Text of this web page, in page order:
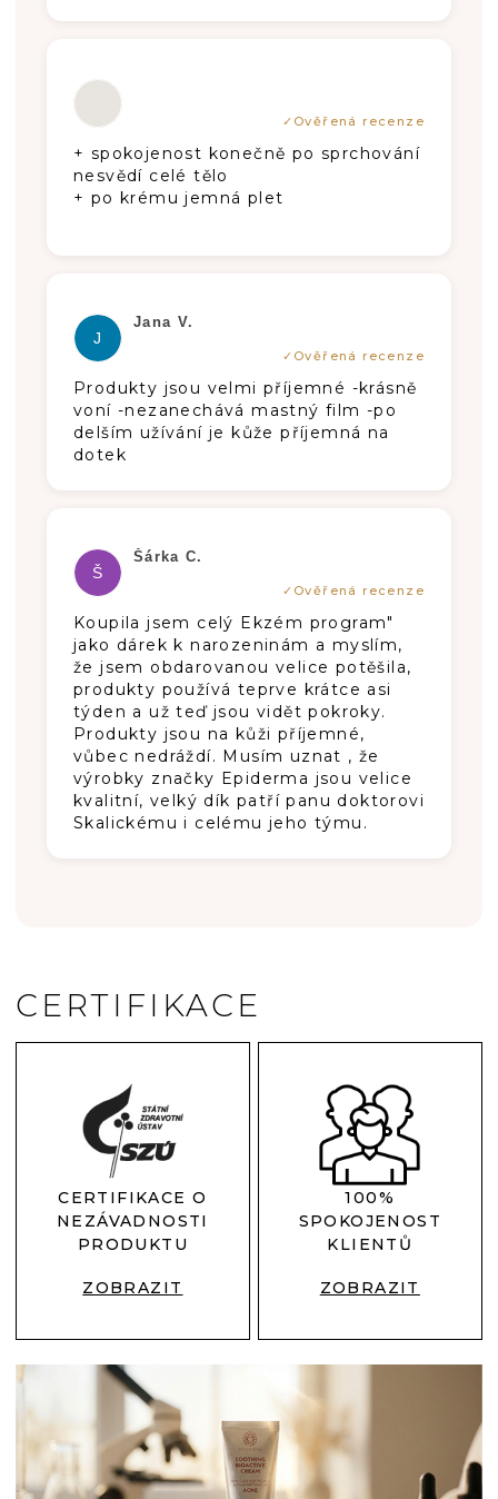
+ spokojenost konečně po sprchování
nesvědí celé tělo
+ po krému jemná plet
J
Jana V.
Hodnocení produktu je 5 z 5
Produkty jsou velmi příjemné -krásně
voní -nezanechává mastný film -po
delším užívání je kůže příjemná na
dotek
Š
Šárka C.
Hodnocení produktu je 5 z 5
Koupila jsem celý Ekzém program"
jako dárek k narozeninám a myslím,
že jsem obdarovanou velice potěšila,
produkty používá teprve krátce asi
týden a už teď jsou vidět pokroky.
Produkty jsou na kůži příjemné,
vůbec nedráždí. Musím uznat , že
výrobky značky Epiderma jsou velice
kvalitní, velký dík patří panu doktorovi
Skalickému i celému jeho týmu.
CERTIFIKACE
CERTIFIKACE O
NEZÁVADNOSTI
PRODUKTU
ZOBRAZIT
100%
SPOKOJENOST
KLIENTŮ
ZOBRAZIT